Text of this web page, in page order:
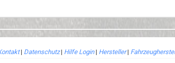
| Datenschutz| Hilfe Login| Hersteller|